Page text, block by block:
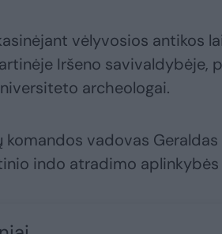
vėlyvosios antikos
Iršeno savivaldybėje,
archeologai.
komandos vadovas
indo atradimo aplinkybės